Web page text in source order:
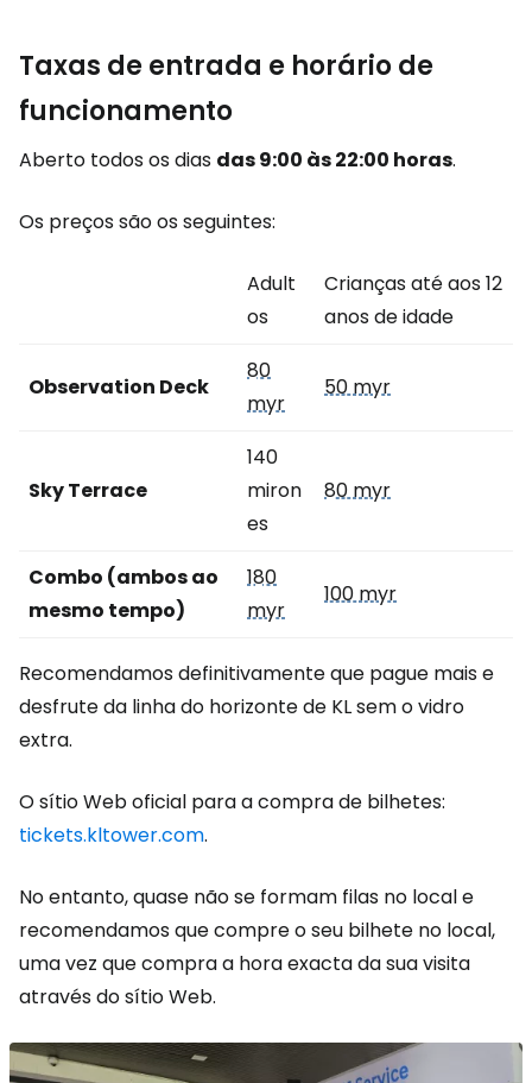
Taxas de entrada e horário de
funcionamento
Aberto todos os dias das 9:00 às 22:00 horas.
Os preços são os seguintes:
Adult
os
Crianças até aos 12
anos de idade
Observation Deck
80
myr
50 myr
Sky Terrace
140
miron
es
80 myr
Combo (ambos ao
mesmo tempo)
180
myr
100 myr
Recomendamos definitivamente que pague mais e
desfrute da linha do horizonte de KL sem o vidro
extra.
O sítio Web oficial para a compra de bilhetes:
tickets.kltower.com.
No entanto, quase não se formam filas no local e
recomendamos que compre o seu bilhete no local,
uma vez que compra a hora exacta da sua visita
através do sítio Web.